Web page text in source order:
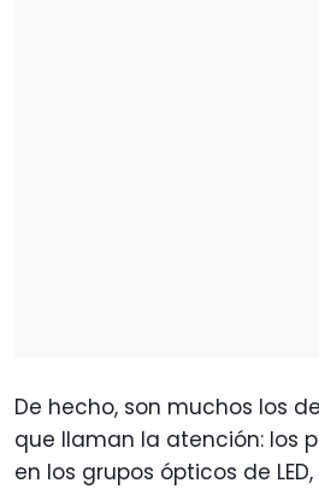
De hecho, son muchos los
que llaman la atención: los
en los grupos ópticos de